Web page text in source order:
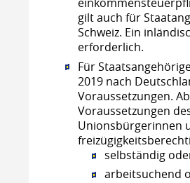
gilt auch für
Schweiz. Ein
erforderlich.
Für
2019 nach
Voraussetzungen.
Voraussetzungen
Unionsbürgerinnen
selbständig
arbeitsuchend